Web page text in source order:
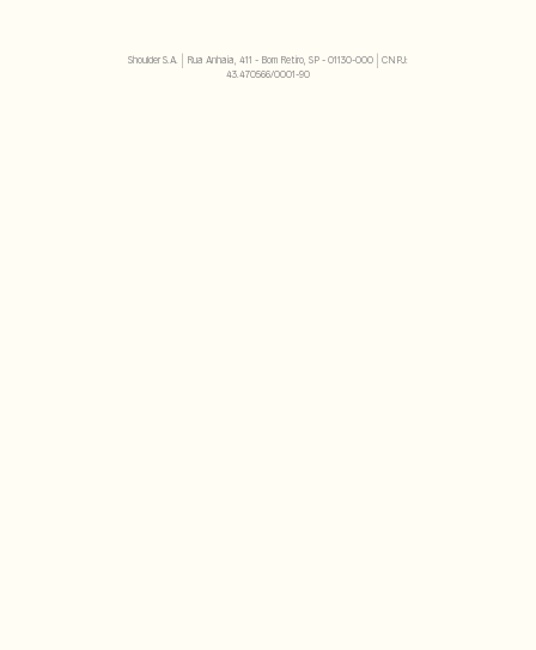
Shoulder S.A. | Rua Anhaia, 411 - Bom Retiro, SP - 01130-000 | CNPJ:
43.470566/0001-90